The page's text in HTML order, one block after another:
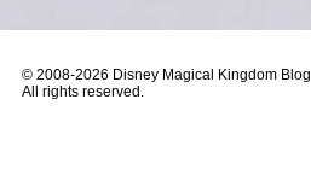
© 2008-2026 Disney Magical Kingdom Blog
All rights reserved.